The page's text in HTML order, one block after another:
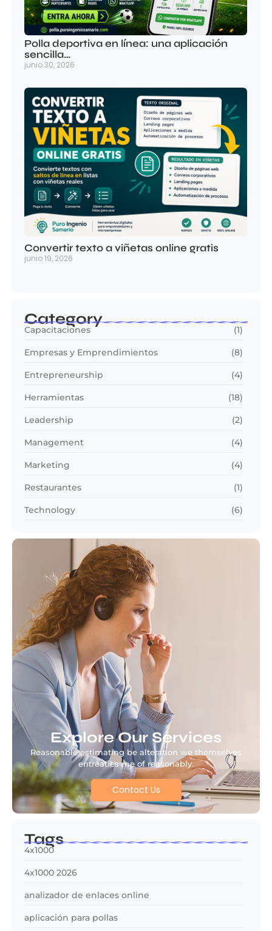
Polla deportiva en línea: una aplicación
sencilla…
junio 30, 2026
Convertir texto a viñetas online gratis
junio 19, 2026
Category
Capacitaciones (1)
Empresas y Emprendimientos (8)
Entrepreneurship (4)
Herramientas (18)
Leadership (2)
Management (4)
Marketing (4)
Restaurantes (1)
Technology (6)
Explore Our Services
Reasonable estimating be alteration we themselves
entreaties me of reasonably.
Contact Us
Tags
4x1000
4x1000 2026
analizador de enlaces online
aplicación para pollas